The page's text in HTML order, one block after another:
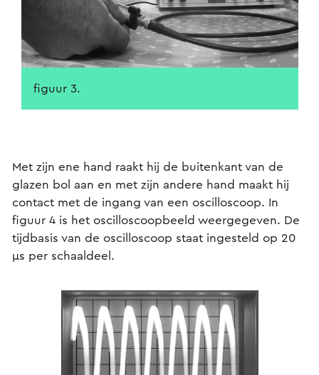
figuur 3.
Met zijn ene hand raakt hij de buitenkant van de
glazen bol aan en met zijn andere hand maakt hij
contact met de ingang van een oscilloscoop. In
figuur 4 is het oscilloscoopbeeld weergegeven. De
tijdbasis van de oscilloscoop staat ingesteld op 20
μs per schaaldeel.